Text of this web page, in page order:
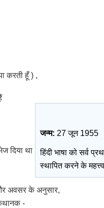
करती हूँ ) ,
जन्म: 27 जून 1955
हिंदी भाषा को सर्व
स्थापित करने के
दिया था
और अवसर के अनुसार,
-